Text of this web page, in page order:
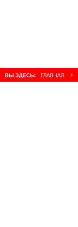
ВЫ ЗДЕСЬ: ГЛАВНАЯ